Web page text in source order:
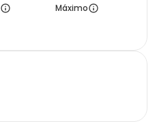
Máximo